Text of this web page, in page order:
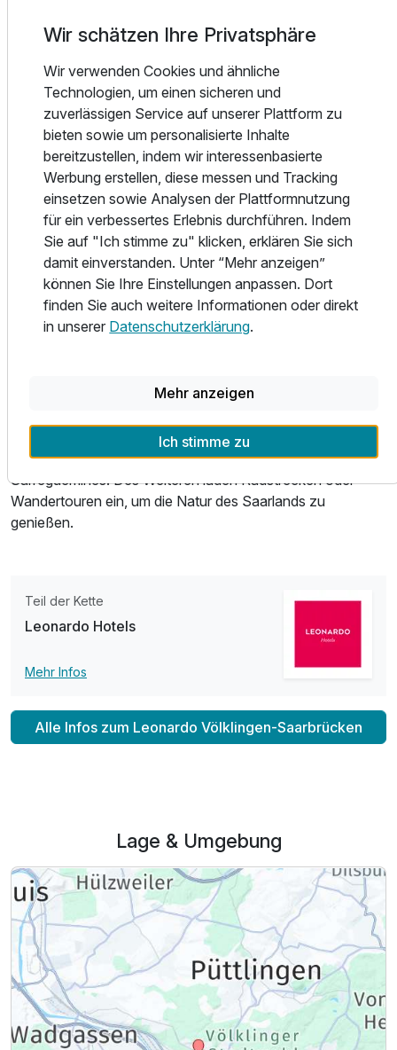
Für 3 Tage p.P. ab
Sehenswürdigkeiten in der Nähe die darauf warten von
Das alte Rathaus, der alte Bahnhof und die neobarocke
Versöhnungskirche;
Museen wie das Radsportmuseum Völklingen oder das
Glas- und Heimatmuseum Warndt;
Oder die mit dem Auto 15 Minuten entfernte saarländische
Landeshauptstadt Saarbrücken.
Das Hotel bietet 98 komfortable Nichtraucherzimmer in
einem modernen Design. Für Ihr kulinarisches
Wohlbefinden sorgt das hoteleigene Restaurant mit
saarländischen Köstlichkeiten mit Terrasse und die
gemütliche Hotelbar. Nach einem erlebnisreichen Tag
um die berühmte Saarschleife zu besichtigen oder in die
nahe gelegenen französischen Städte Metz und
Sarreguemines. Des Weiteren laden Radstrecken oder
Wandertouren ein, um die Natur des Saarlands zu
genießen.
Teil der Kette
Leonardo Hotels
Mehr Infos
Alle Infos zum Leonardo Völklingen-Saarbrücken
Lage & Umgebung
Wir schätzen Ihre Privatsphäre
Wir verwenden Cookies und ähnliche
Technologien, um einen sicheren und
zuverlässigen Service auf unserer Plattform zu
bieten sowie um personalisierte Inhalte
bereitzustellen, indem wir interessenbasierte
Werbung erstellen, diese messen und Tracking
einsetzen sowie Analysen der Plattformnutzung
für ein verbessertes Erlebnis durchführen. Indem
Sie auf "Ich stimme zu" klicken, erklären Sie sich
damit einverstanden. Unter “Mehr anzeigen”
können Sie Ihre Einstellungen anpassen. Dort
finden Sie auch weitere Informationen oder direkt
in unserer Datenschutzerklärung.
Mehr anzeigen
Ich stimme zu